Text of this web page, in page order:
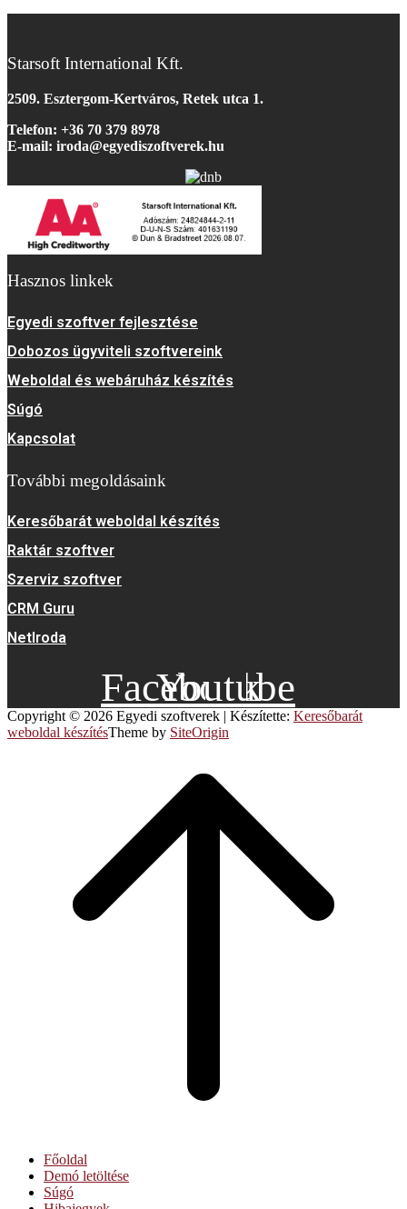
Starsoft International Kft.
2509. Esztergom-Kertváros, Retek utca 1.
Telefon: +36 70 379 8978
E-mail: iroda@egyediszoftverek.hu
Hasznos linkek
Egyedi szoftver fejlesztése
Dobozos ügyviteli szoftvereink
Weboldal és webáruház készítés
Súgó
Kapcsolat
További megoldásaink
Keresőbarát weboldal készítés
Raktár szoftver
Szerviz szoftver
CRM Guru
NetIroda
Facebook
Youtube
Copyright © 2026 Egyedi szoftverek | Készítette: Keresőbarát
weboldal készítésTheme by SiteOrigin
Főoldal
Demó letöltése
Súgó